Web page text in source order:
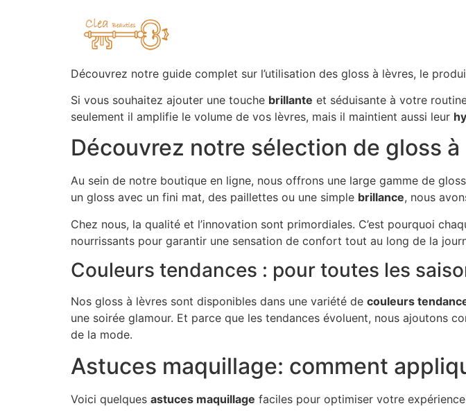
Découvrez notre guide complet sur l’utilisation des gloss à lèvres, le
Si vous souhaitez ajouter une touche brillante et séduisante à votre
seulement il amplifie le volume de vos lèvres, mais il maintient aussi leur
Découvrez notre sélection de gloss
Au sein de notre boutique en ligne, nous offrons une large gamme de
un gloss avec un fini mat, des paillettes ou une simple brillance, nous
Chez nous, la qualité et l’innovation sont primordiales. C’est pourquoi
nourrissants pour garantir une sensation de confort tout au long de la
Couleurs tendances : pour toutes les
Nos gloss à lèvres sont disponibles dans une variété de couleurs
une soirée glamour. Et parce que les tendances évoluent, nous ajoutons
de la mode.
Astuces maquillage: comment
Voici quelques astuces maquillage faciles pour optimiser votre